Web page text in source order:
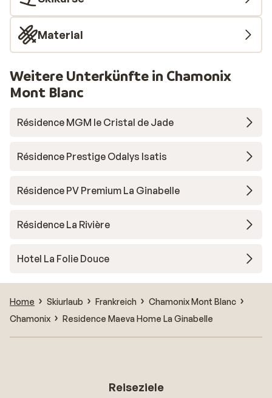
Material
Weitere Unterkünfte in Chamonix
Mont Blanc
Résidence MGM le Cristal de Jade
Résidence Prestige Odalys Isatis
Résidence PV Premium La Ginabelle
Résidence La Rivière
Hotel La Folie Douce
Home Skiurlaub Frankreich
Chamonix Mont Blanc
Chamonix
Residence Maeva Home La Ginabelle
Reiseziele